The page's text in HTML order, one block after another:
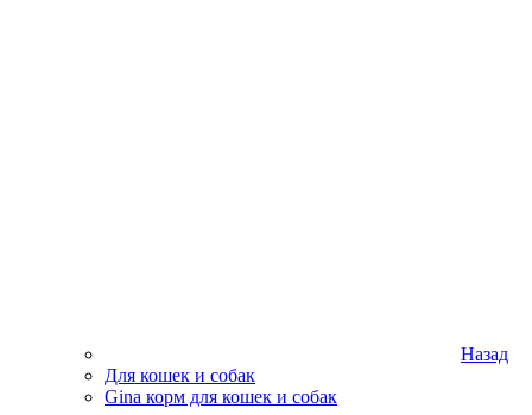
Назад
Для кошек и собак
Gina корм для кошек и собак